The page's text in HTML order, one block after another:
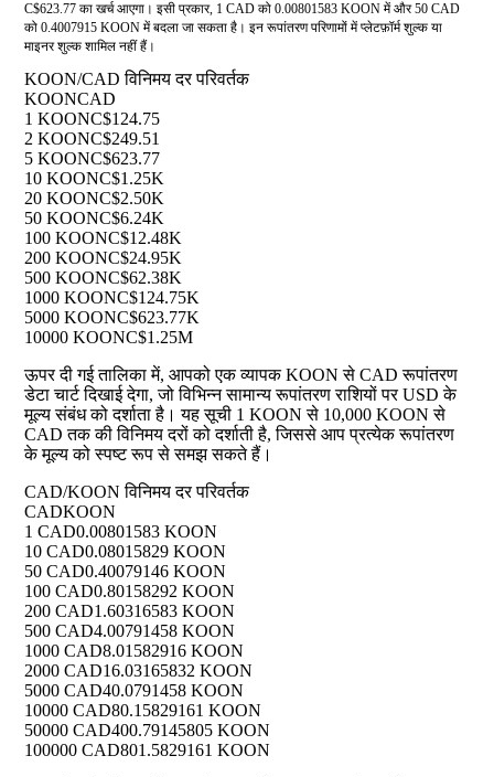
C$623.77 का खर्च आएगा। इसी प्रकार, 1 CAD को 0.00801583 KOON में और 50 CAD
को 0.4007915 KOON में बदला जा सकता है। इन रूपांतरण परिणामों में प्लेटफ़ॉर्म शुल्क या
माइनर शुल्क शामिल नहीं हैं।
KOON/CAD विनिमय दर परिवर्तक
KOONCAD
1 KOONC$124.75
2 KOONC$249.51
5 KOONC$623.77
10 KOONC$1.25K
20 KOONC$2.50K
50 KOONC$6.24K
100 KOONC$12.48K
200 KOONC$24.95K
500 KOONC$62.38K
1000 KOONC$124.75K
5000 KOONC$623.77K
10000 KOONC$1.25M
ऊपर दी गई तालिका में, आपको एक व्यापक KOON से CAD रूपांतरण
डेटा चार्ट दिखाई देगा, जो विभिन्न सामान्य रूपांतरण राशियों पर USD के
मूल्य संबंध को दर्शाता है। यह सूची 1 KOON से 10,000 KOON से
CAD तक की विनिमय दरों को दर्शाती है, जिससे आप प्रत्येक रूपांतरण
के मूल्य को स्पष्ट रूप से समझ सकते हैं।
CAD/KOON विनिमय दर परिवर्तक
CADKOON
1 CAD0.00801583 KOON
10 CAD0.08015829 KOON
50 CAD0.40079146 KOON
100 CAD0.80158292 KOON
200 CAD1.60316583 KOON
500 CAD4.00791458 KOON
1000 CAD8.01582916 KOON
2000 CAD16.03165832 KOON
5000 CAD40.0791458 KOON
10000 CAD80.15829161 KOON
50000 CAD400.79145805 KOON
100000 CAD801.5829161 KOON